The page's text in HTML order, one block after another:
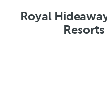
Royal